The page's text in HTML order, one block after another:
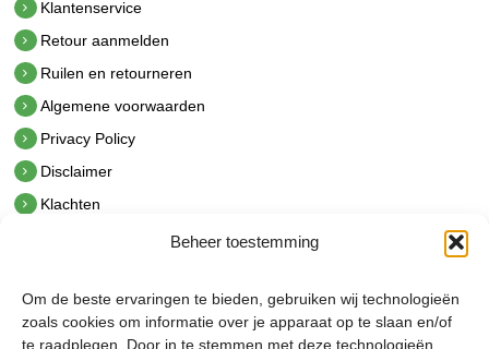
Beheer toestemming
Om de beste ervaringen te bieden, gebruiken wij technologieën
zoals cookies om informatie over je apparaat op te slaan en/of
te raadplegen. Door in te stemmen met deze technologieën
Klantenservice
Retour aanmelden
Ruilen en retourneren
Algemene voorwaarden
Privacy Policy
Disclaimer
Klachten
hetindustriehuis B.V.
De Hoek 1 1601 MR Enkhuizen
t.0228 53 00 40